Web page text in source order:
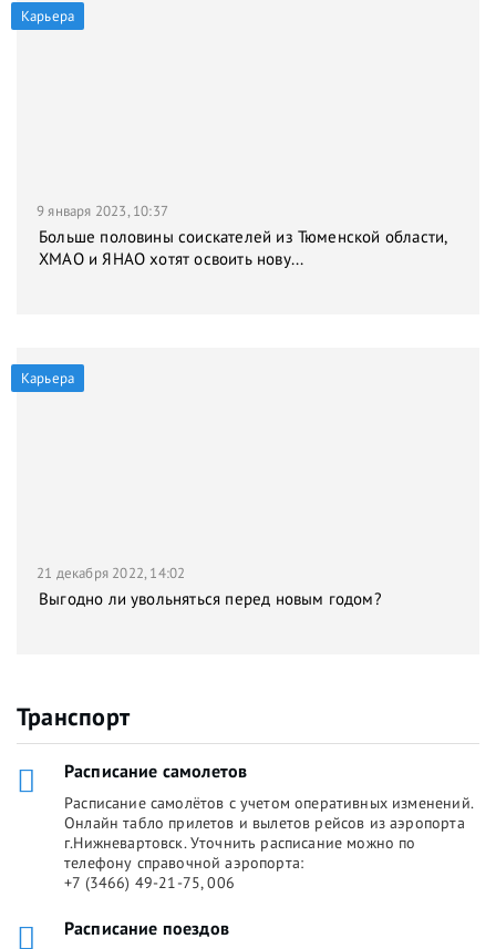
Карьера
9 января 2023, 10:37
Больше половины соискателей из Тюменской области,
ХМАО и ЯНАО хотят освоить нову...
Карьера
21 декабря 2022, 14:02
Выгодно ли увольняться перед новым годом?
Транспорт
Расписание самолетов
Расписание самолётов с учетом оперативных изменений.
Онлайн табло прилетов и вылетов рейсов из аэропорта
г.Нижневартовск. Уточнить расписание можно по
телефону справочной аэропорта:
+7 (3466) 49-21-75, 006
Расписание поездов